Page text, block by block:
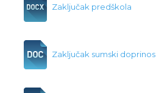
Zaključak predškola
Zaključak sumski doprinos